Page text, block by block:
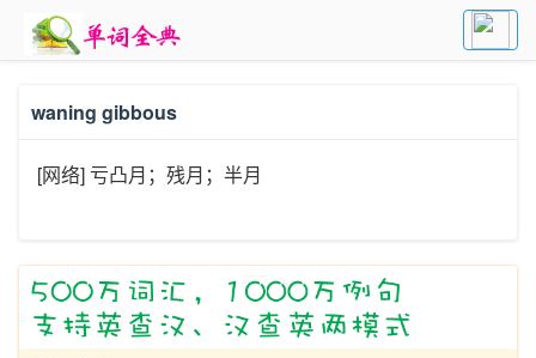
waning gibbous
[网络] 亏凸月；残月；半月